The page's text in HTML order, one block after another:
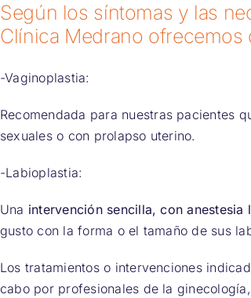
Según los síntomas y las
Clínica Medrano
-Vaginoplastia:
Recomendada para nuestras pacientes
sexuales o con prolapso uterino.
-Labioplastia:
Una intervención sencilla, con anestesia
gusto con la forma o el tamaño de sus
Los tratamientos o intervenciones
cabo por profesionales de la